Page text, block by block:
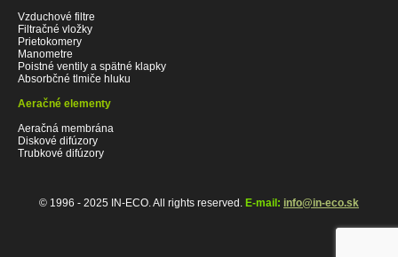
Vzduchové filtre
Filtračné vložky
Prietokomery
Manometre
Poistné ventily a spätné klapky
Absorbčné tlmiče hluku
Aeračné elementy
Aeračná membrána
Diskové difúzory
Trubkové difúzory
© 1996 - 2025 IN-ECO. All rights reserved. E-mail: info@in-eco.sk